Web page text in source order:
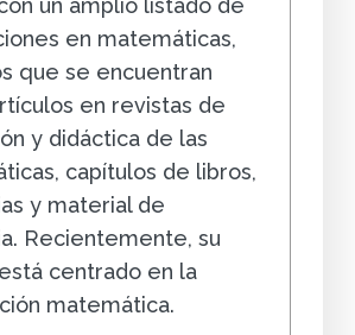
un amplio listado de
en matemáticas,
que se encuentran
en revistas de
y didáctica de las
capítulos de libros,
y material de
Recientemente, su
centrado en la
matemática.